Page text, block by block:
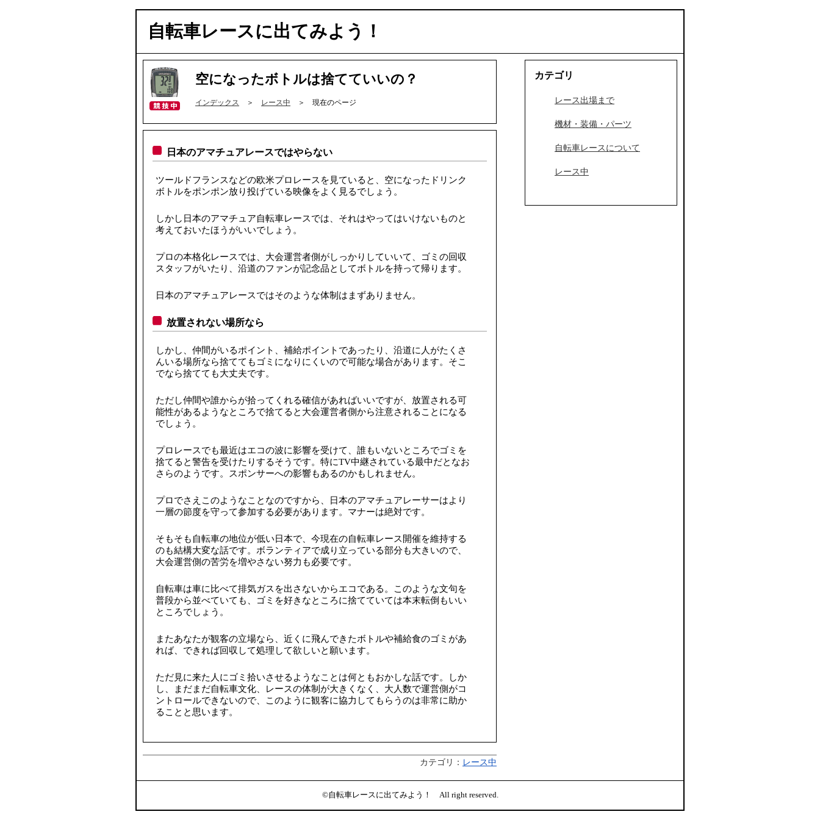
自転車レースに出てみよう！
空になったボトルは捨てていいの？
インデックス ＞ レース中 ＞ 現在のページ
日本のアマチュアレースではやらない
ツールドフランスなどの欧米プロレースを見ていると、空になったドリンク
ボトルをポンポン放り投げている映像をよく見るでしょう。
しかし日本のアマチュア自転車レースでは、それはやってはいけないものと
考えておいたほうがいいでしょう。
プロの本格化レースでは、大会運営者側がしっかりしていいて、ゴミの回収
スタッフがいたり、沿道のファンが記念品としてボトルを持って帰ります。
日本のアマチュアレースではそのような体制はまずありません。
放置されない場所なら
しかし、仲間がいるポイント、補給ポイントであったり、沿道に人がたくさ
んいる場所なら捨ててもゴミになりにくいので可能な場合があります。そこ
でなら捨てても大丈夫です。
ただし仲間や誰からが拾ってくれる確信があればいいですが、放置される可
能性があるようなところで捨てると大会運営者側から注意されることになる
でしょう。
プロレースでも最近はエコの波に影響を受けて、誰もいないところでゴミを
捨てると警告を受けたりするそうです。特にTV中継されている最中だとなお
さらのようです。スポンサーへの影響もあるのかもしれません。
プロでさえこのようなことなのですから、日本のアマチュアレーサーはより
一層の節度を守って参加する必要があります。マナーは絶対です。
そもそも自転車の地位が低い日本で、今現在の自転車レース開催を維持する
のも結構大変な話です。ボランティアで成り立っている部分も大きいので、
大会運営側の苦労を増やさない努力も必要です。
自転車は車に比べて排気ガスを出さないからエコである。このような文句を
普段から並べていても、ゴミを好きなところに捨てていては本末転倒もいい
ところでしょう。
またあなたが観客の立場なら、近くに飛んできたボトルや補給食のゴミがあ
れば、できれば回収して処理して欲しいと願います。
ただ見に来た人にゴミ拾いさせるようなことは何ともおかしな話です。しか
し、まだまだ自転車文化、レースの体制が大きくなく、大人数で運営側がコ
ントロールできないので、このように観客に協力してもらうのは非常に助か
ることと思います。
カテゴリ： レース中
カテゴリ
レース出場まで
機材・装備・パーツ
自転車レースについて
レース中
©自転車レースに出てみよう！ All right reserved.